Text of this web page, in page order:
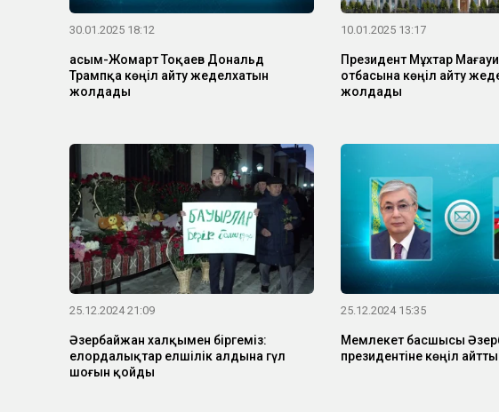
30.01.2025 18:12
Қасым-Жомарт Тоқаев Дональд
Трампқа көңіл айту жеделхатын
жолдады
10.01.2025 13:17
Президент Мұхтар
отбасына көңіл айту
жолдады
25.12.2024 21:09
Әзербайжан халқымен біргеміз:
елордалықтар елшілік алдына гүл
шоғын қойды
25.12.2024 15:35
Мемлекет басшысы
президентіне көңіл айтты